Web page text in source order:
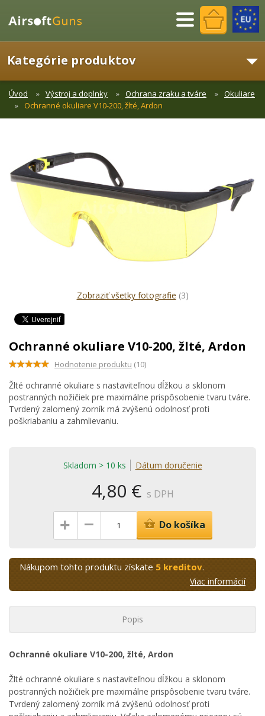
Menu
Kategórie produktov
Úvod Výstroj a doplnky Ochrana zraku a tváre
Okuliare
Ochranné okuliare V10-200, žlté, Ardon
Zobraziť všetky fotografie (3)
Ochranné okuliare V10-200, žlté, Ardon
Hodnotenie produktu (10)
Žlté ochranné okuliare s nastaviteľnou dĺžkou a sklonom
postranných nožičiek pre maximálne prispôsobenie tvaru tváre.
Tvrdený zalomený zorník má zvýšenú odolnosť proti
poškriabaniu a zahmlievaniu.
Skladom > 10 ks Dátum doručenie
4,80 € s DPH
+ – Do košíka
Nákupom tohto produktu získate 5 kreditov.
Viac informácií
Popis
Ochranné okuliare V10-200, žlté, Ardon
Žlté ochranné okuliare s nastaviteľnou dĺžkou a sklonom
postranných nožičiek pre maximálne prispôsobenie tvaru tváre.
Tvrdený zalomený zorník má zvýšenú odolnosť proti